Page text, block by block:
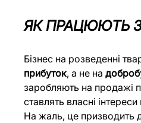
ЯК ПРАЦЮЮТЬ
Бізнес на розведенні
прибуток, а не на
заробляють на продажі
ставлять власні
На жаль, це призводить